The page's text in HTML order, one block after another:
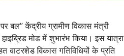
बल” केंद्रीय ग्रामीण विकास मंत्री
मोड में शुभारंभ किया। इस यात्रा
वाटरशेड विकास गतिविधियों के प्रति